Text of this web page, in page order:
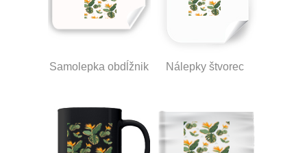
Samolepka obdĺžnik Nálepky štvorec